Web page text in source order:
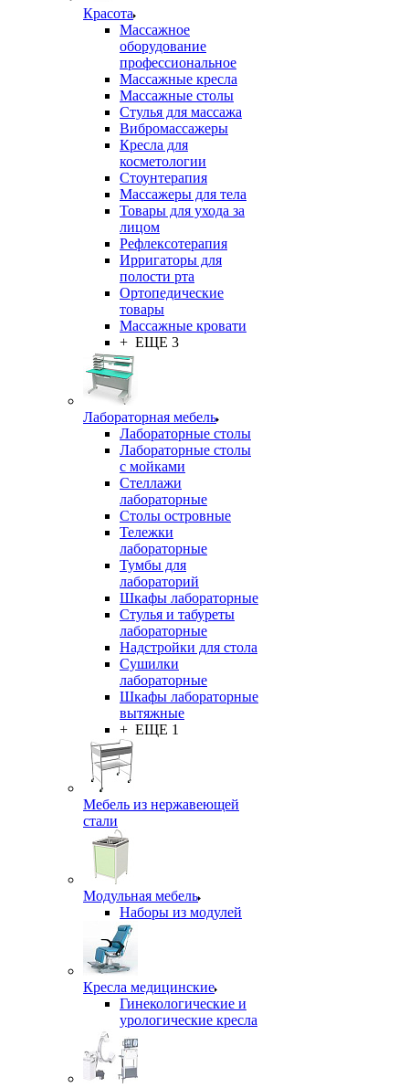
Красота
Массажное
оборудование
профессиональное
Массажные кресла
Массажные столы
Стулья для массажа
Вибромассажеры
Кресла для
косметологии
Стоунтерапия
Массажеры для тела
Товары для ухода за
лицом
Рефлексотерапия
Ирригаторы для
полости рта
Ортопедические
товары
Массажные кровати
+ ЕЩЕ 3
Лабораторная мебель
Лабораторные столы
Лабораторные столы
с мойками
Стеллажи
лабораторные
Столы островные
Тележки
лабораторные
Тумбы для
лабораторий
Шкафы лабораторные
Стулья и табуреты
лабораторные
Надстройки для стола
Сушилки
лабораторные
Шкафы лабораторные
вытяжные
+ ЕЩЕ 1
Мебель из нержавеющей
стали
Модульная мебель
Наборы из модулей
Кресла медицинские
Гинекологические и
урологические кресла